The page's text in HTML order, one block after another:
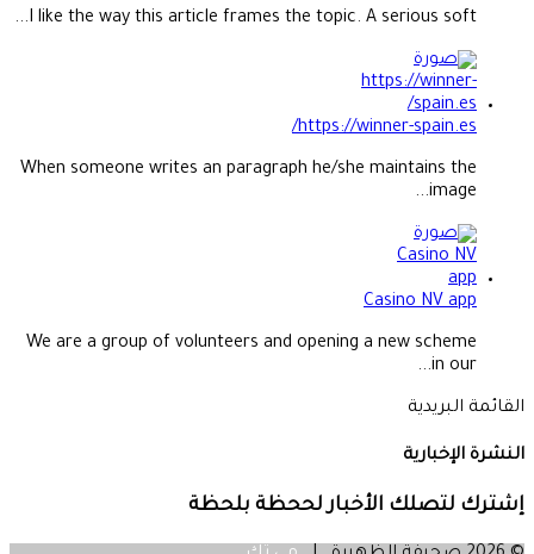
I like the way this article frames the topic. A serious soft...
https://winner-spain.es/
When someone writes an paragraph he/she maintains the
image...
Casino NV app
We are a group of volunteers and opening a new scheme
in our...
القائمة البريدية
النشرة الإخبارية
إشترك لتصلك الأخبار لححظة بلحظة